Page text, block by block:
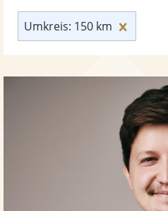
Umkreis: 150 km